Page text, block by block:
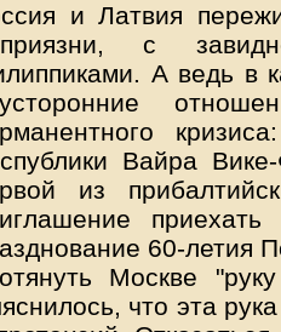
и Латвия
с
А ведь в
Вайра
из
60-летия
Москве
что эта